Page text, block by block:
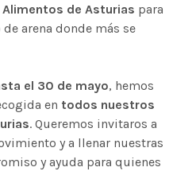
Alimentos de Asturias para
arena donde más se
el 30 de mayo, hemos
en todos nuestros
. Queremos invitaros a
y a llenar nuestras
y ayuda para quienes